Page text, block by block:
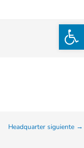
Headquarter siguiente →